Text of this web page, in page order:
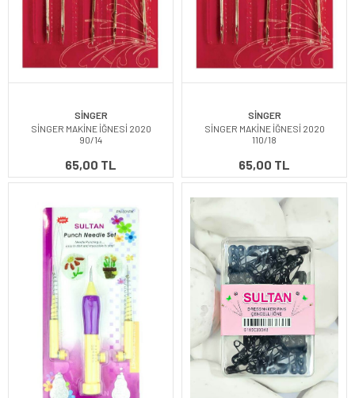
SİNGER
SİNGER MAKİNE İĞNESİ 2020
90/14
65,00 TL
SİNGER
SİNGER MAKİNE İĞNESİ 2020
110/18
65,00 TL